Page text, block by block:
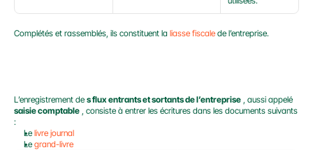
Complétés et rassemblés, ils constituent la liasse fiscale de l’entreprise.
L’enregistrement de s flux entrants et sortants de l’entreprise
saisie comptable , consiste à entrer les écritures dans les documents suivants
:
Le livre journal
Le grand-livre